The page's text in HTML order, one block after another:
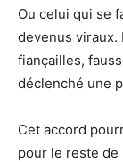
Ou celui qui se
devenus viraux.
fiançailles,
déclenché une
Cet accord
pour le reste de